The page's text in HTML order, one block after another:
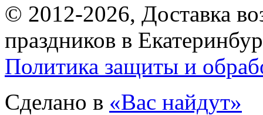
© 2012-2026, Доставка
праздников в
Политика защиты и
Сделано в «Вас найдут»